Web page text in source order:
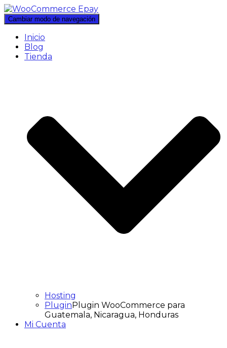
Cambiar modo de navegación
Inicio
Blog
Tienda
Hosting
PluginPlugin WooCommerce para
Guatemala, Nicaragua, Honduras
Mi Cuenta